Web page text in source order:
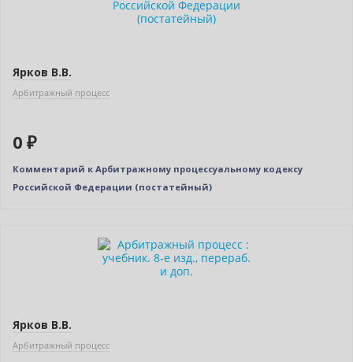
Ярков В.В.
Арбитражный процесс
0 ₽
Комментарий к Арбитражному процессуальному кодексу
Российской Федерации (постатейный)
Ярков В.В.
Арбитражный процесс